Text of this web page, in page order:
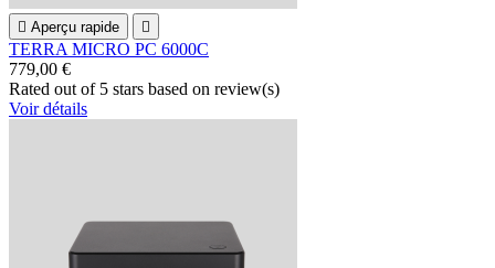
 Aperçu rapide 
TERRA MICRO PC 6000C
779,00 €
Rated out of 5 stars based on review(s)
Voir détails